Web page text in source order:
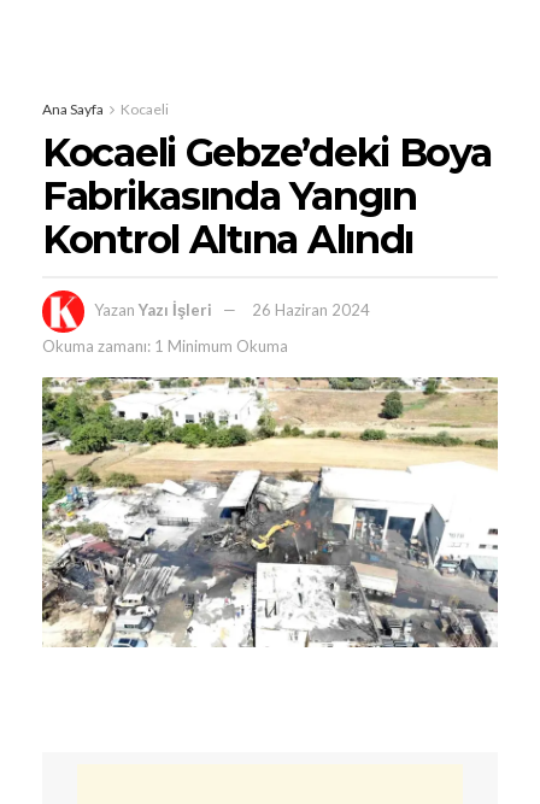
Ana Sayfa Kocaeli
Kocaeli Gebze’deki Boya
Fabrikasında Yangın
Kontrol Altına Alındı
Yazan Yazı İşleri
26 Haziran 2024
Okuma zamanı: 1 Minimum Okuma